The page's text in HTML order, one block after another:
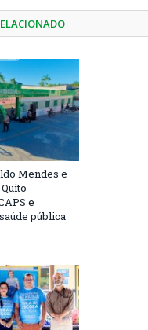
Mendes e
e
pública